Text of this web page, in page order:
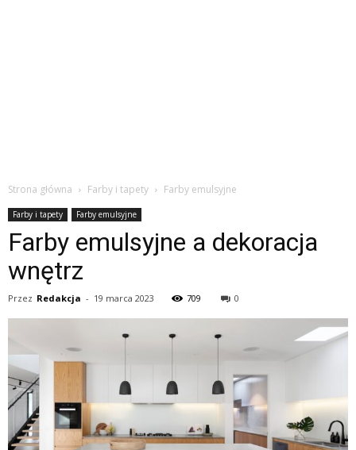
Strona główna Farby i tapety Farby emulsyjne
Farby i tapety Farby emulsyjne
Farby emulsyjne a dekoracja
wnętrz
Przez Redakcja - 19 marca 2023 709 0